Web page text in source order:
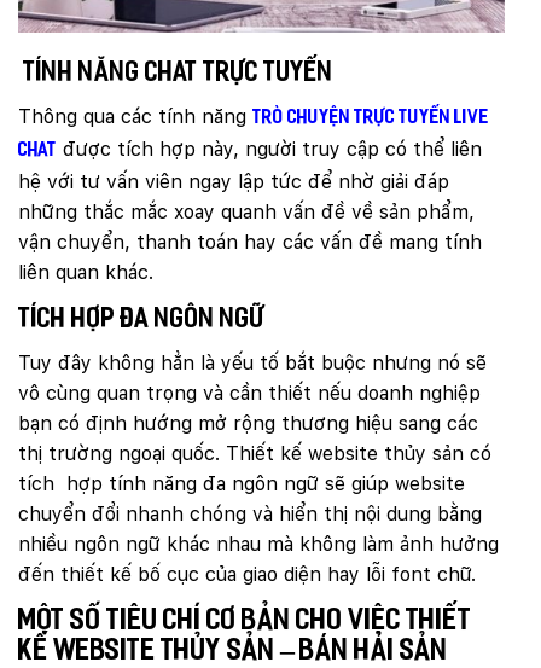
Tính năng chat trực tuyến
Thông qua các tính năng
trò chuyện trực tuyến live
chat
được tích hợp này, người truy cập có thể liên
hệ với tư vấn viên ngay lập tức để nhờ giải đáp
những thắc mắc xoay quanh vấn đề về sản phẩm,
vận chuyển, thanh toán hay các vấn đề mang tính
liên quan khác.
Tích hợp đa ngôn ngữ
Tuy đây không hẳn là yếu tố bắt buộc nhưng nó sẽ
vô cùng quan trọng và cần thiết nếu doanh nghiệp
bạn có định hướng mở rộng thương hiệu sang các
thị trường ngoại quốc. Thiết kế website thủy sản có
tích hợp tính năng đa ngôn ngữ sẽ giúp website
chuyển đổi nhanh chóng và hiển thị nội dung bằng
nhiều ngôn ngữ khác nhau mà không làm ảnh hưởng
đến thiết kế bố cục của giao diện hay lỗi font chữ.
Một số tiêu chí cơ bản cho việc thiết
kế website thủy sản – bán hải sản